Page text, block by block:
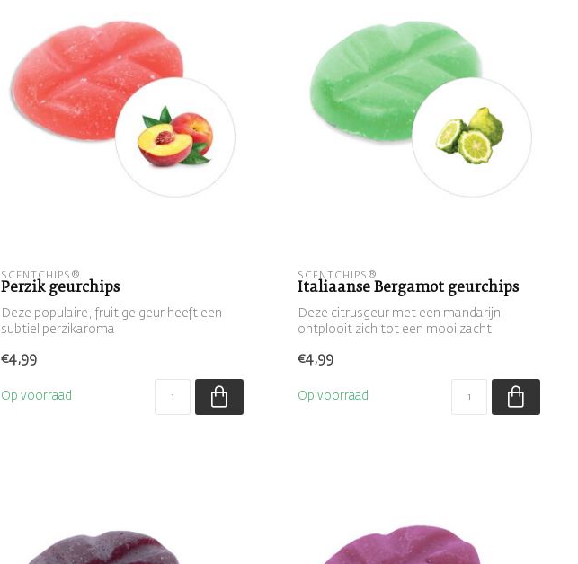
SCENTCHIPS®
Perzik geurchips
Deze populaire, fruitige geur heeft een
subtiel perzikaroma
€4,99
Op voorraad
SCENTCHIPS®
Italiaanse Bergamot geurchips
Deze citrusgeur met een mandarijn
ontplooit zich tot een mooi zacht
€4,99
Op voorraad